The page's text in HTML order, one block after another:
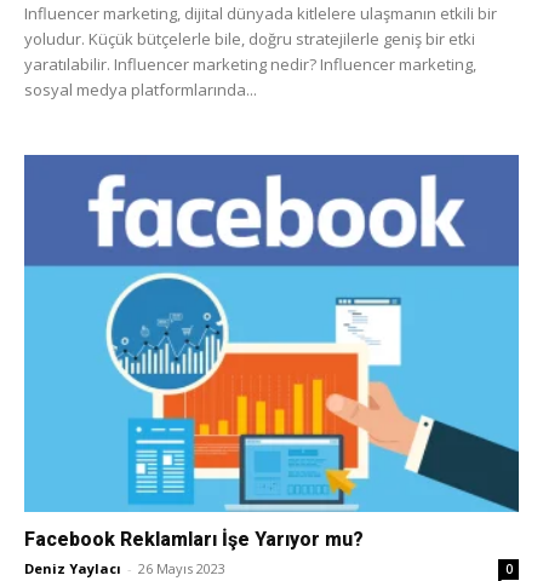
Influencer marketing, dijital dünyada kitlelere ulaşmanın etkili bir
yoludur. Küçük bütçelerle bile, doğru stratejilerle geniş bir etki
yaratılabilir. Influencer marketing nedir? Influencer marketing,
sosyal medya platformlarında...
Facebook Reklamları İşe Yarıyor mu?
Deniz Yaylacı - 26 Mayıs 2023 0